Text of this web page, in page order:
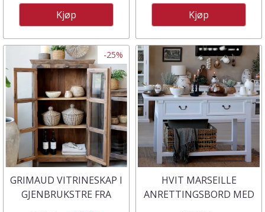
Kjøp Kjøp
-25%
GRIMAUD VITRINESKAP I
GJENBRUKSTRE FRA
HVIT MARSEILLE
ANRETTINGSBORD MED